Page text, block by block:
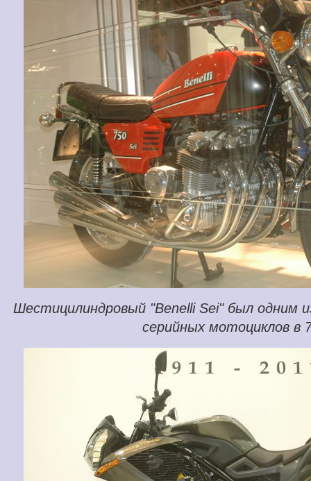
Шестицилиндровый "Benelli Sei" был одним
серийных мотоциклов в